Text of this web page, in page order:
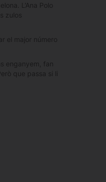
L’Ana Polo
zulos
el major número
enganyem, fan
que passa si li